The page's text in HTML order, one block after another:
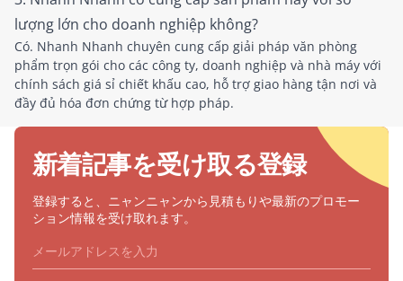
lượng lớn cho doanh nghiệp không?
Có. Nhanh Nhanh chuyên cung cấp giải pháp văn phòng
phẩm trọn gói cho các công ty, doanh nghiệp và nhà máy với
chính sách giá sỉ chiết khấu cao, hỗ trợ giao hàng tận nơi và
đầy đủ hóa đơn chứng từ hợp pháp.
新着記事を受け取る登録
登録すると、ニャンニャンから見積もりや最新のプロモー
ション情報を受け取れます。